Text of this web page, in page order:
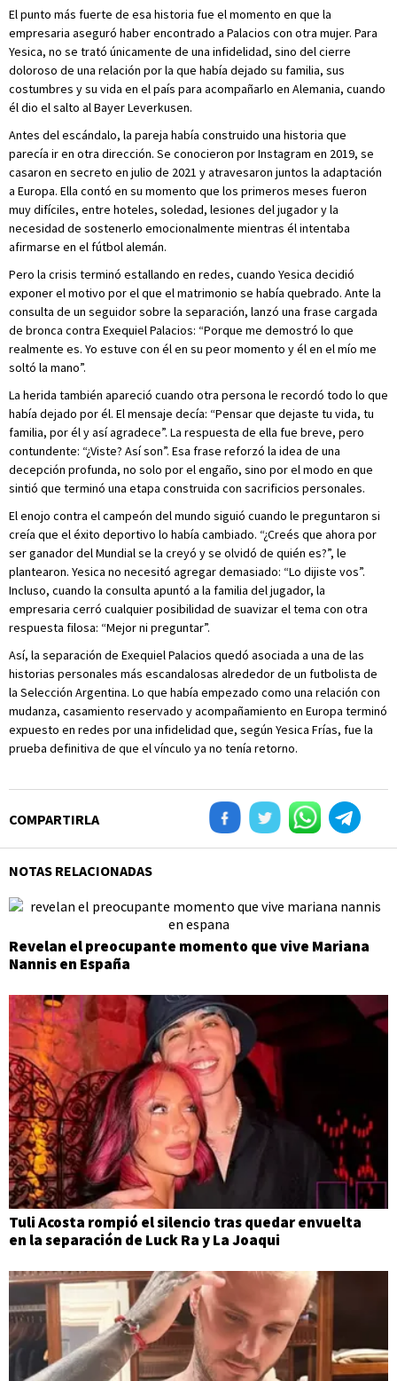
El punto más fuerte de esa historia fue el momento en que la
empresaria aseguró haber encontrado a Palacios con otra mujer. Para
Yesica, no se trató únicamente de una infidelidad, sino del cierre
doloroso de una relación por la que había dejado su familia, sus
costumbres y su vida en el país para acompañarlo en Alemania, cuando
él dio el salto al Bayer Leverkusen.
Antes del escándalo, la pareja había construido una historia que
parecía ir en otra dirección. Se conocieron por Instagram en 2019, se
casaron en secreto en julio de 2021 y atravesaron juntos la adaptación
a Europa. Ella contó en su momento que los primeros meses fueron
muy difíciles, entre hoteles, soledad, lesiones del jugador y la
necesidad de sostenerlo emocionalmente mientras él intentaba
afirmarse en el fútbol alemán.
Pero la crisis terminó estallando en redes, cuando Yesica decidió
exponer el motivo por el que el matrimonio se había quebrado. Ante la
consulta de un seguidor sobre la separación, lanzó una frase cargada
de bronca contra Exequiel Palacios: “Porque me demostró lo que
realmente es. Yo estuve con él en su peor momento y él en el mío me
soltó la mano”.
La herida también apareció cuando otra persona le recordó todo lo que
había dejado por él. El mensaje decía: “Pensar que dejaste tu vida, tu
familia, por él y así agradece”. La respuesta de ella fue breve, pero
contundente: “¿Viste? Así son”. Esa frase reforzó la idea de una
decepción profunda, no solo por el engaño, sino por el modo en que
sintió que terminó una etapa construida con sacrificios personales.
El enojo contra el campeón del mundo siguió cuando le preguntaron si
creía que el éxito deportivo lo había cambiado. “¿Creés que ahora por
ser ganador del Mundial se la creyó y se olvidó de quién es?”, le
plantearon. Yesica no necesitó agregar demasiado: “Lo dijiste vos”.
Incluso, cuando la consulta apuntó a la familia del jugador, la
empresaria cerró cualquier posibilidad de suavizar el tema con otra
respuesta filosa: “Mejor ni preguntar”.
Así, la separación de Exequiel Palacios quedó asociada a una de las
historias personales más escandalosas alrededor de un futbolista de
la Selección Argentina. Lo que había empezado como una relación con
mudanza, casamiento reservado y acompañamiento en Europa terminó
expuesto en redes por una infidelidad que, según Yesica Frías, fue la
prueba definitiva de que el vínculo ya no tenía retorno.
COMPARTIRLA
NOTAS RELACIONADAS
Revelan el preocupante momento que vive Mariana
Nannis en España
Tuli Acosta rompió el silencio tras quedar envuelta
en la separación de Luck Ra y La Joaqui